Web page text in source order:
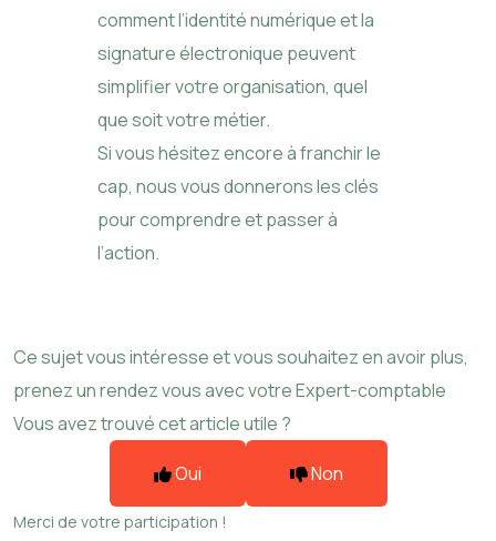
comment l’identité numérique et la
signature électronique peuvent
simplifier votre organisation, quel
que soit votre métier.
Si vous hésitez encore à franchir le
cap, nous vous donnerons les clés
pour comprendre et passer à
l’action.
Ce sujet vous intéresse et vous souhaitez en avoir plus,
prenez un rendez vous avec votre Expert-comptable
Vous avez trouvé cet article utile ?
Oui Non
Merci de votre participation !